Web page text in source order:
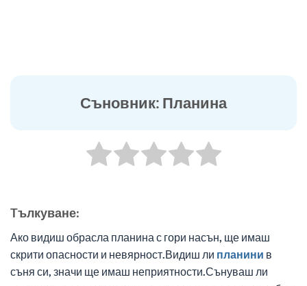
Съновник: Планина
Tълкуване:
Ако видиш обрасла планина с гори насън, ще имаш
скрити опасности и невярност.Видиш ли планини в
съня си, значи ще имаш неприятности.Сънуваш ли